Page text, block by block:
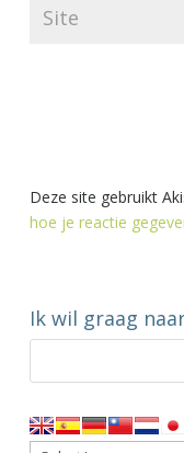
Deze site gebruikt
hoe je reactie
Ik wil graag